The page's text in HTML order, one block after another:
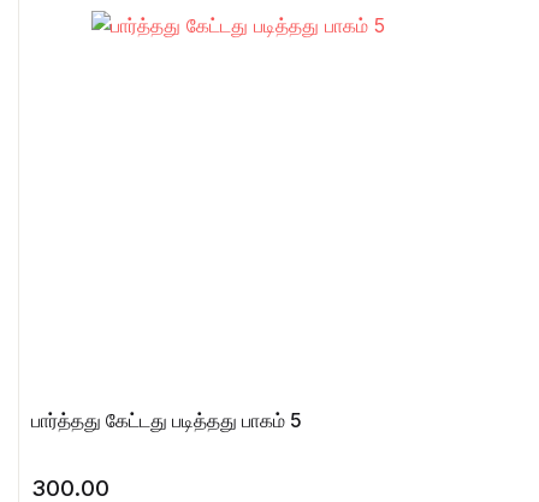
பார்த்தது கேட்டது படித்தது பாகம் 5
300.00